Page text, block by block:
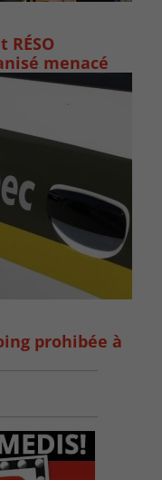
RÉSO
menacé
prohibée à